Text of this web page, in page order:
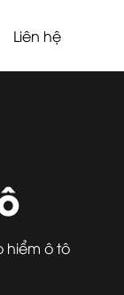
Liên hệ
ô tô